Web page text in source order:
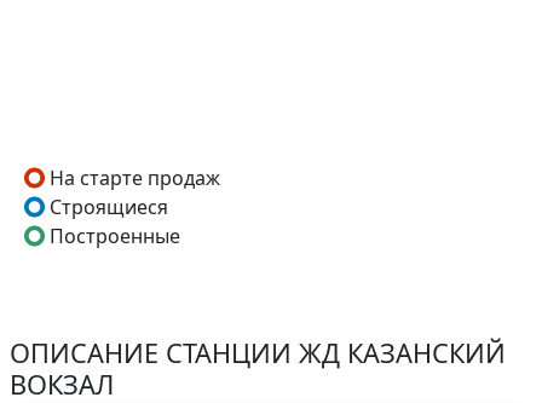
На старте продаж
Строящиеся
Построенные
ОПИСАНИЕ СТАНЦИИ ЖД КАЗАНСКИЙ
ВОКЗАЛ